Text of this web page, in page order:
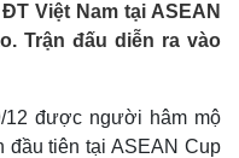
Việt Nam tại ASEAN
Trận đấu diễn ra vào
12 được người hâm mộ
đầu tiên tại ASEAN Cup